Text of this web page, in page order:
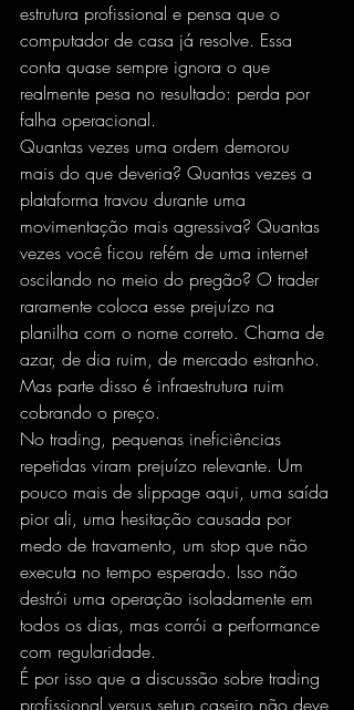
estrutura profissional e pensa que o
computador de casa já resolve. Essa
conta quase sempre ignora o que
realmente pesa no resultado: perda por
falha operacional.
Quantas vezes uma ordem demorou
mais do que deveria? Quantas vezes a
plataforma travou durante uma
movimentação mais agressiva? Quantas
vezes você ficou refém de uma internet
oscilando no meio do pregão? O trader
raramente coloca esse prejuízo na
planilha com o nome correto. Chama de
azar, de dia ruim, de mercado estranho.
Mas parte disso é infraestrutura ruim
cobrando o preço.
No trading, pequenas ineficiências
repetidas viram prejuízo relevante. Um
pouco mais de slippage aqui, uma saída
pior ali, uma hesitação causada por
medo de travamento, um stop que não
executa no tempo esperado. Isso não
destrói uma operação isoladamente em
todos os dias, mas corrói a performance
com regularidade.
É por isso que a discussão sobre trading
profissional versus setup caseiro não deve